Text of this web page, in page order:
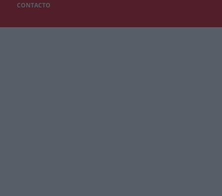
CONTACTO